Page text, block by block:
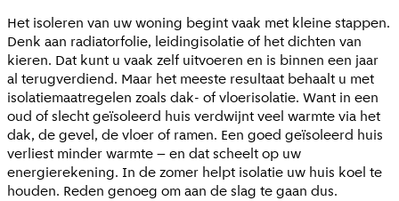
Het isoleren van uw woning begint vaak met kleine stappen.
Denk aan radiatorfolie, leidingisolatie of het dichten van
kieren. Dat kunt u vaak zelf uitvoeren en is binnen een jaar
al terugverdiend. Maar het meeste resultaat behaalt u met
isolatiemaatregelen zoals dak- of vloerisolatie. Want in een
oud of slecht geïsoleerd huis verdwijnt veel warmte via het
dak, de gevel, de vloer of ramen. Een goed geïsoleerd huis
verliest minder warmte – en dat scheelt op uw
energierekening. In de zomer helpt isolatie uw huis koel te
houden. Reden genoeg om aan de slag te gaan dus.